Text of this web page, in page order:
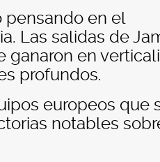
pensando en el
Las salidas de
ganaron en
profundos.
europeos que
notables